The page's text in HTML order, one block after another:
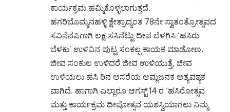
ಕಾರ್ಯಕ್ರಮ ಹಮ್ಮಿಕೊಳ್ಳಲಾಗುತ್ತದೆ.
ಹಗರಿಬೊಮ್ಮನಹಳ್ಳಿ ಕ್ಷೇತ್ರಾದ್ಯಂತ 78ನೇ ಸ್ವಾತಂತ್ರೋತ್ಸವದ
ಸವಿನೆನಪಿಗಾಗಿ ಲಕ್ಷ ಸಸಿನೆಟ್ಟು ದೀಪ ಬೆಳಗಿಸಿ ‘ಹಸಿರು
ಬೆಳಕು’ ಉಳಿವಿನ ಪುಟ್ಟ ಸಂಕಲ್ಪ ಕಾಯಕ ಮಾಡೋಣ.
ಜೀವ ಸಂಕುಲ ಉಳಿದರೆ ಜೀವ ಉಳಿಯುತ್ತೆ, ಜೀವ
ಉಳಿಯಲು ಹಸಿ ರಿನ ಆಸರೆಯ ಆಮ್ಲಜನಕ ಅತ್ಯವಶ್ಯಕ
ವಾಗಿದೆ. ಹಾಗಾಗಿ ಎಲ್ಲಾರೂ ಆಗಸ್ಟ್ 14 ರ ‘ಹಸಿರೋತ್ಸವ
ಮತ್ತು ಕಾರ್ಯಕ್ರಮ ದೀಪೋತ್ಸವ ಯಶಸ್ವಿಯಾಗಲು ನಿಮ್ಮ